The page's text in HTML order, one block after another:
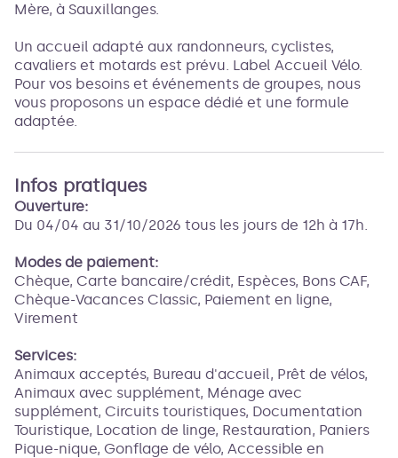
Mère, à Sauxillanges.
Un accueil adapté aux randonneurs, cyclistes,
cavaliers et motards est prévu. Label Accueil Vélo.
Pour vos besoins et événements de groupes, nous
vous proposons un espace dédié et une formule
adaptée.
Infos pratiques
Ouverture:
Du 04/04 au 31/10/2026 tous les jours de 12h à 17h.
Modes de paiement:
Chèque, Carte bancaire/crédit, Espèces, Bons CAF,
Chèque-Vacances Classic, Paiement en ligne,
Virement
Services:
Animaux acceptés, Bureau d'accueil, Prêt de vélos,
Animaux avec supplément, Ménage avec
supplément, Circuits touristiques, Documentation
Touristique, Location de linge, Restauration, Paniers
Pique-nique, Gonflage de vélo, Accessible en